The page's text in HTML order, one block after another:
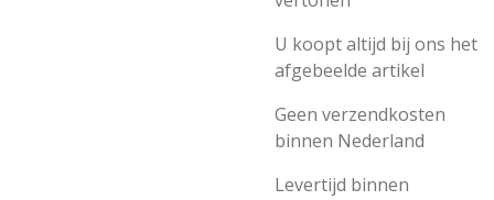
U koopt altijd bij ons het
afgebeelde artikel
Geen verzendkosten
binnen Nederland
Levertijd binnen